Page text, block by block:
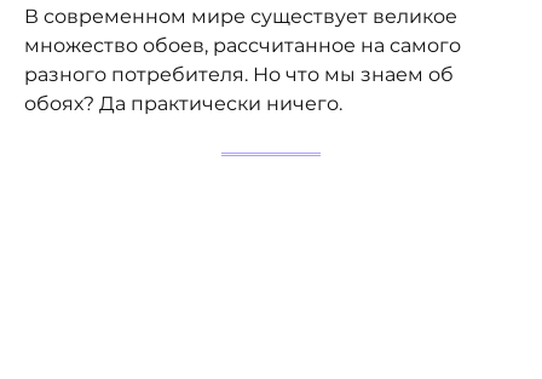
В современном мире существует великое
множество обоев, рассчитанное на самого
разного потребителя. Но что мы знаем об
обоях? Да практически ничего.